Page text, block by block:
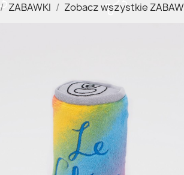
ZABAWKI Zobacz wszystkie